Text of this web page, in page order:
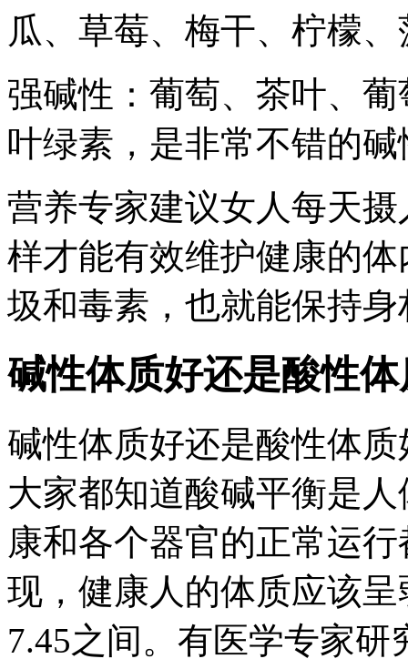
瓜、草莓、梅干、柠檬
强碱性：葡萄、茶叶、
叶绿素，是非常不错的
营养专家建议女人每天
样才能有效维护健康的
圾和毒素，也就能保持
碱性体质好还是酸性
碱性体质好还是酸性体
大家都知道酸碱平衡是
康和各个器官的正常运
现，健康人的体质应该
7.45之间。有医学专家研